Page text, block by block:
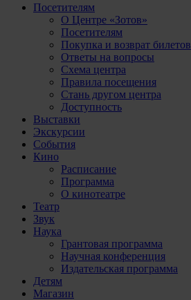
Посетителям
О Центре «Зотов»
Посетителям
Покупка и возврат билетов
Ответы на вопросы
Схема центра
Правила посещения
Стань другом центра
Доступность
Выставки
Экскурсии
События
Кино
Расписание
Программа
О кинотеатре
Театр
Звук
Наука
Грантовая программа
Научная конференция
Издательская программа
Детям
Магазин